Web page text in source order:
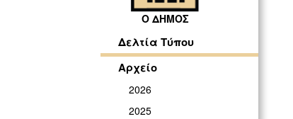
Ο ΔΗΜΟΣ
Δελτία Τύπου
Αρχείο
2026
2025